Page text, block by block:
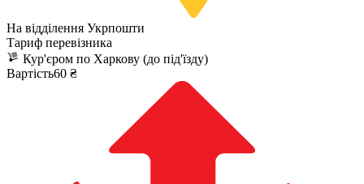
На відділення Укрпошти
Тариф перевізника
Кур'єром по Харкову (до під'їзду)
Вартість60 ₴